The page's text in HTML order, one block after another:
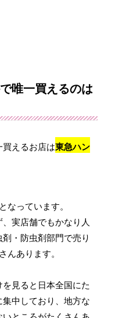
唯一買えるのは
えるお店は東急ハン
なっています。
実店舗でもかなり人
・防虫剤部門で売り
んあります。
見ると日本全国にた
中しており、地方な